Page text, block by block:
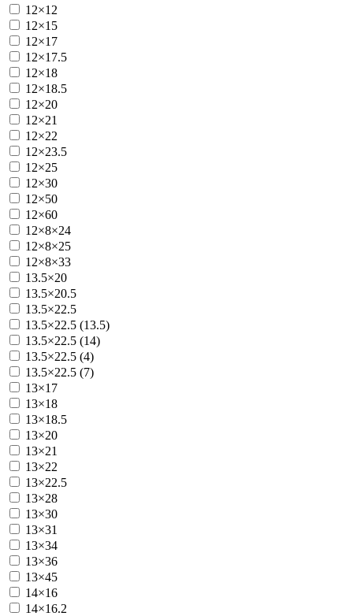
12×12
12×15
12×17
12×17.5
12×18
12×18.5
12×20
12×21
12×22
12×23.5
12×25
12×30
12×50
12×60
12×8×24
12×8×25
12×8×33
13.5×20
13.5×20.5
13.5×22.5
13.5×22.5 (13.5)
13.5×22.5 (14)
13.5×22.5 (4)
13.5×22.5 (7)
13×17
13×18
13×18.5
13×20
13×21
13×22
13×22.5
13×28
13×30
13×31
13×34
13×36
13×45
14×16
14×16.2